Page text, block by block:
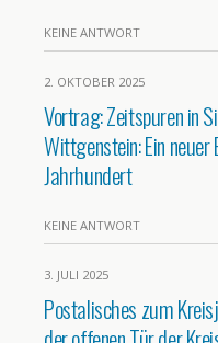
KEINE ANTWORT
2. OKTOBER 2025
Vortrag: Zeitspuren in
Wittgenstein: Ein
Jahrhundert
KEINE ANTWORT
3. JULI 2025
Postalisches zum